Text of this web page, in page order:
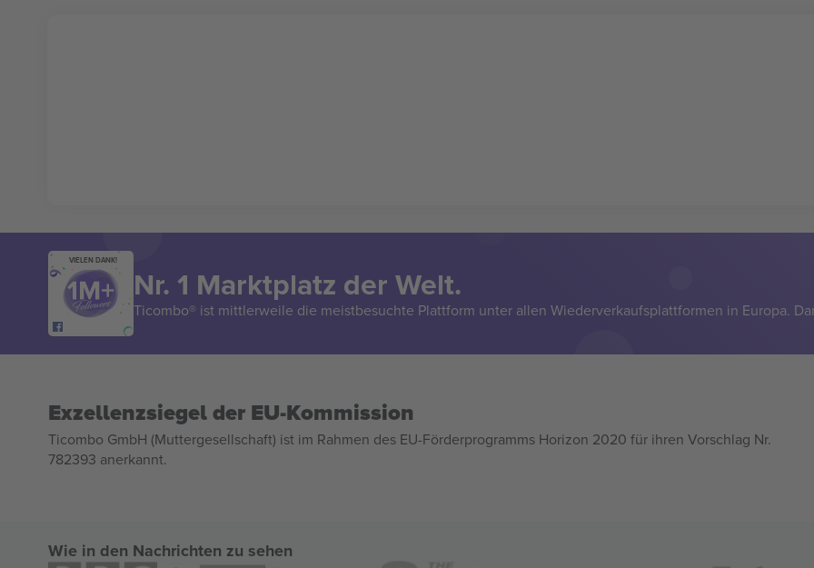
VIELEN DANK!
Nr. 1 Marktplatz der Welt.
Ticombo® ist mittlerweile die meistbesuchte Plattform unter allen Wiederverkaufsplattformen in Europa.
Exzellenzsiegel der EU-Kommission
Ticombo GmbH (Muttergesellschaft) ist im Rahmen des EU-Förderprogramms Horizon 2020 für ihren Vorschlag Nr.
782393 anerkannt.
Wie in den Nachrichten zu sehen